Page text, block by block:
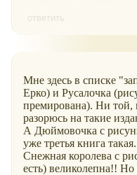
ответить
Мне здесь в списке
Ерко) и Русалочка
премирована). Ни той,
разорюсь на такие
А Дюймовочка с
уже третья книга такая.
Снежная королева с
есть) великолепна!!